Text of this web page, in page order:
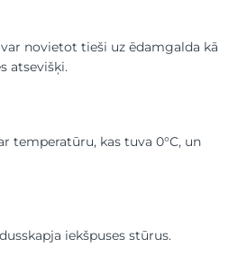
novietot tieši uz ēdamgalda kā
atsevišķi.
temperatūru, kas tuva 0°C, un
iekšpuses stūrus.